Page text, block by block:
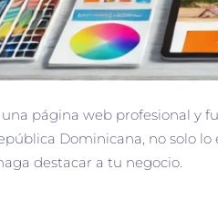
página web profesional y
Dominicana, no solo
destacar a tu negocio.